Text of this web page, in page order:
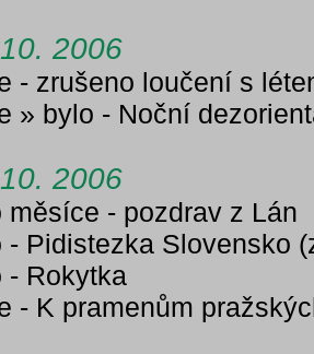
2006
- zrušeno loučení s
» bylo - Noční
2006
měsíce - pozdrav z Lán
- Pidistezka Slovensko
- Rokytka
- K pramenům